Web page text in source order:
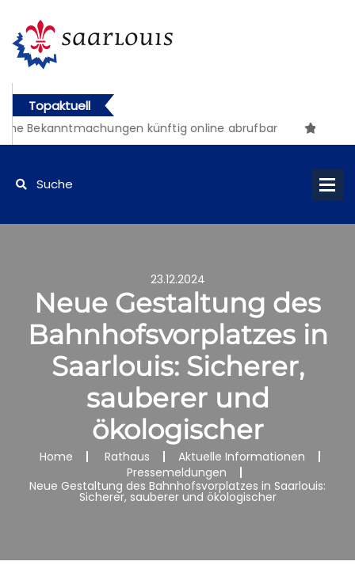
Topaktuell
Bekanntmachungen künftig online abrufbar
23.12.2024
Neue Gestaltung des
Bahnhofsvorplatzes in
Saarlouis: Sicherer,
sauberer und
ökologischer
Home Rathaus
Aktuelle Informationen
Pressemeldungen
Neue Gestaltung des Bahnhofsvorplatzes in Saarlouis:
Sicherer, sauberer und ökologischer